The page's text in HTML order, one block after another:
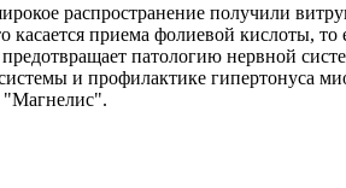
распространение получили
приема фолиевой кислоты,
патологию нервной
и профилактике гипертонуса
"Магнелис".